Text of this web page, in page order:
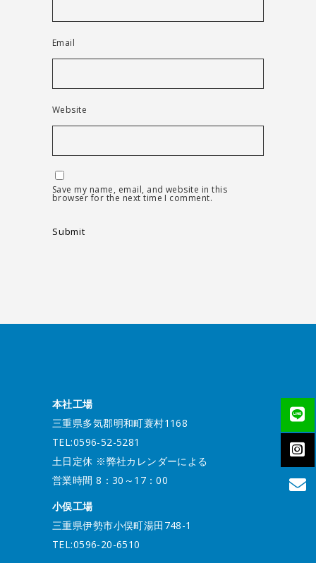
Email
Website
Save my name, email, and website in this
browser for the next time I comment.
本社工場
三重県多気郡明和町蓑村1168
TEL:0596-52-5281
土日定休 ※弊社カレンダーによる
営業時間 8：30～17：00
小俣工場
三重県伊勢市小俣町湯田748-1
TEL:0596-20-6510